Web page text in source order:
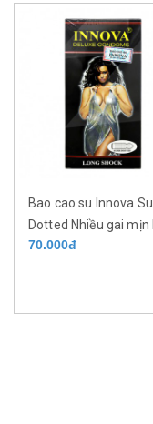
Bao cao su Innova
Dotted Nhiều gai mịn
dài thời gian với 9%
70.000đ